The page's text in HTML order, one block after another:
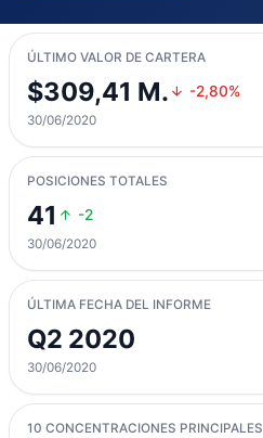
ÚLTIMO VALOR DE CARTERA
$309,41 M. -2,80%
30/06/2020
POSICIONES TOTALES
41 -2
30/06/2020
ÚLTIMA FECHA DEL INFORME
Q2 2020
30/06/2020
10 CONCENTRACIONES PRINCIPALES